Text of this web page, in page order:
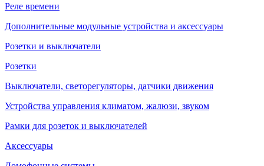
Реле времени
Дополнительные модульные устройства и аксессуары
Розетки и выключатели
Розетки
Выключатели, светорегуляторы, датчики движения
Устройства управления климатом, жалюзи, звуком
Рамки для розеток и выключателей
Аксессуары